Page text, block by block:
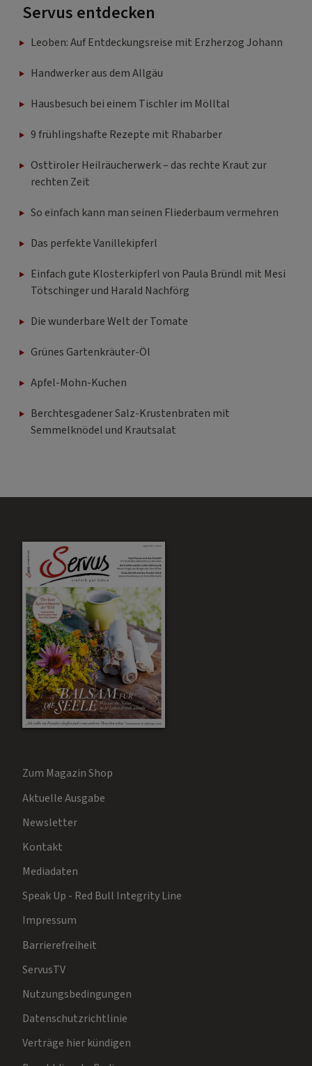
Servus entdecken
Leoben: Auf Entdeckungsreise mit Erzherzog Johann
Handwerker aus dem Allgäu
Hausbesuch bei einem Tischler im Mölltal
9 frühlingshafte Rezepte mit Rhabarber
Osttiroler Heilräucherwerk – das rechte Kraut zur
rechten Zeit
So einfach kann man seinen Fliederbaum vermehren
Das perfekte Vanillekipferl
Einfach gute Klosterkipferl von Paula Bründl mit Mesi
Tötschinger und Harald Nachförg
Die wunderbare Welt der Tomate
Grünes Gartenkräuter-Öl
Apfel-Mohn-Kuchen
Berchtesgadener Salz-Krustenbraten mit
Semmelknödel und Krautsalat
Zum Magazin Shop
Aktuelle Ausgabe
Newsletter
Kontakt
Mediadaten
Speak Up - Red Bull Integrity Line
Impressum
Barrierefreiheit
ServusTV
Nutzungsbedingungen
Datenschutzrichtlinie
Verträge hier kündigen